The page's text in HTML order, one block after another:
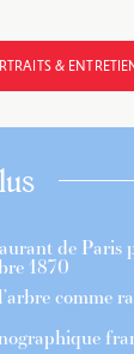
&
de Paris
1870
comme